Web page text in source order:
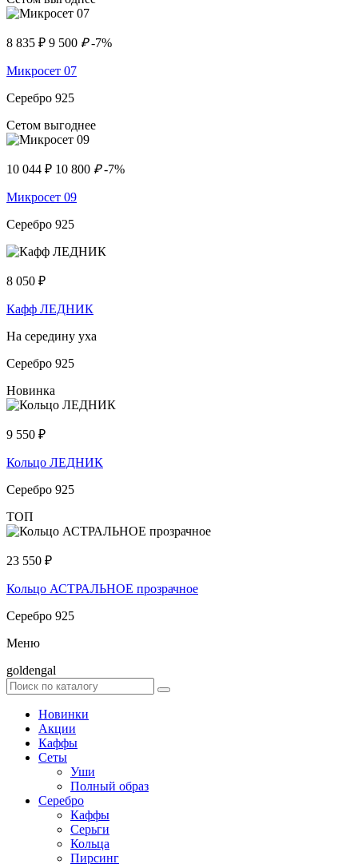
8 835 ₽ 9 500 ₽ -7%
Микросет 07
Серебро 925
Сетом выгоднее
10 044 ₽ 10 800 ₽ -7%
Микросет 09
Серебро 925
8 050 ₽
Кафф ЛЕДНИК
На середину уха
Серебро 925
Новинка
9 550 ₽
Кольцо ЛЕДНИК
Серебро 925
ТОП
23 550 ₽
Кольцо АСТРАЛЬНОЕ прозрачное
Серебро 925
Меню
goldengal
Новинки
Акции
Каффы
Сеты
Уши
Полный образ
Серебро
Каффы
Серьги
Кольца
Пирсинг